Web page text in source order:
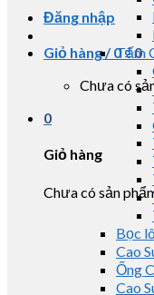
Đăng nhập
Giỏ hàng /0₫0
Chưa có
0
Giỏ hàng
Chưa có sản
Tấm
Bọc
Cao
Ống
Cao